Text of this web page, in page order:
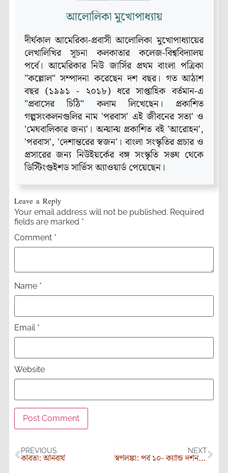
আলোলিকা মুখোপাধ্যায়
দীর্ঘকাল আমেরিকা-প্রবাসী আলোলিকা মুখোপাধ্যায়ের
লেখালিখির সূচনা কলকাতার কলেজ-বিশ্ববিদ্যালয়
প‍র্বে। আমেরিকার নিউ জার্সির প্রথম বাংলা পত্রিকা
"কল্লোল" সম্পাদনা করেছেন দশ বছর। গত আঠাশ
বছর (১৯৯১ - ২০১৮) ধরে সাপ্তাহিক বর্তমান-এ
"প্রবাসের চিঠি" কলাম লিখেছেন। প্রকাশিত
গল্পসংকলনগুলির নাম 'পরবাস' এই জীবনের সত্য' ও
'মেঘবালিকার জন্য'। অন্য়ান্য় প্রকাশিত বই 'আরোহন',
'পরবাস', 'দেশান্তরের স্বজন'। বাংলা সংস্কৃতির প্রচার ও
প্রসারের জন্য নিউইয়র্কের বঙ্গ সংস্কৃতি সঙ্ঘ থেকে
ডিস্টিংগুইশড‌ সার্ভিস অ্যাওয়ার্ড পেয়েছেন।
Leave a Reply
Your email address will not be published. Required
fields are marked *
Comment *
Name *
Email *
Website
PREVIOUS
কবিতা: অনিবার্য
NEXT
স্বর্ণলঙ্কা: পর্ব ১০- ক্যান্ডি দর্শন ও পিন্নাওয়ালা